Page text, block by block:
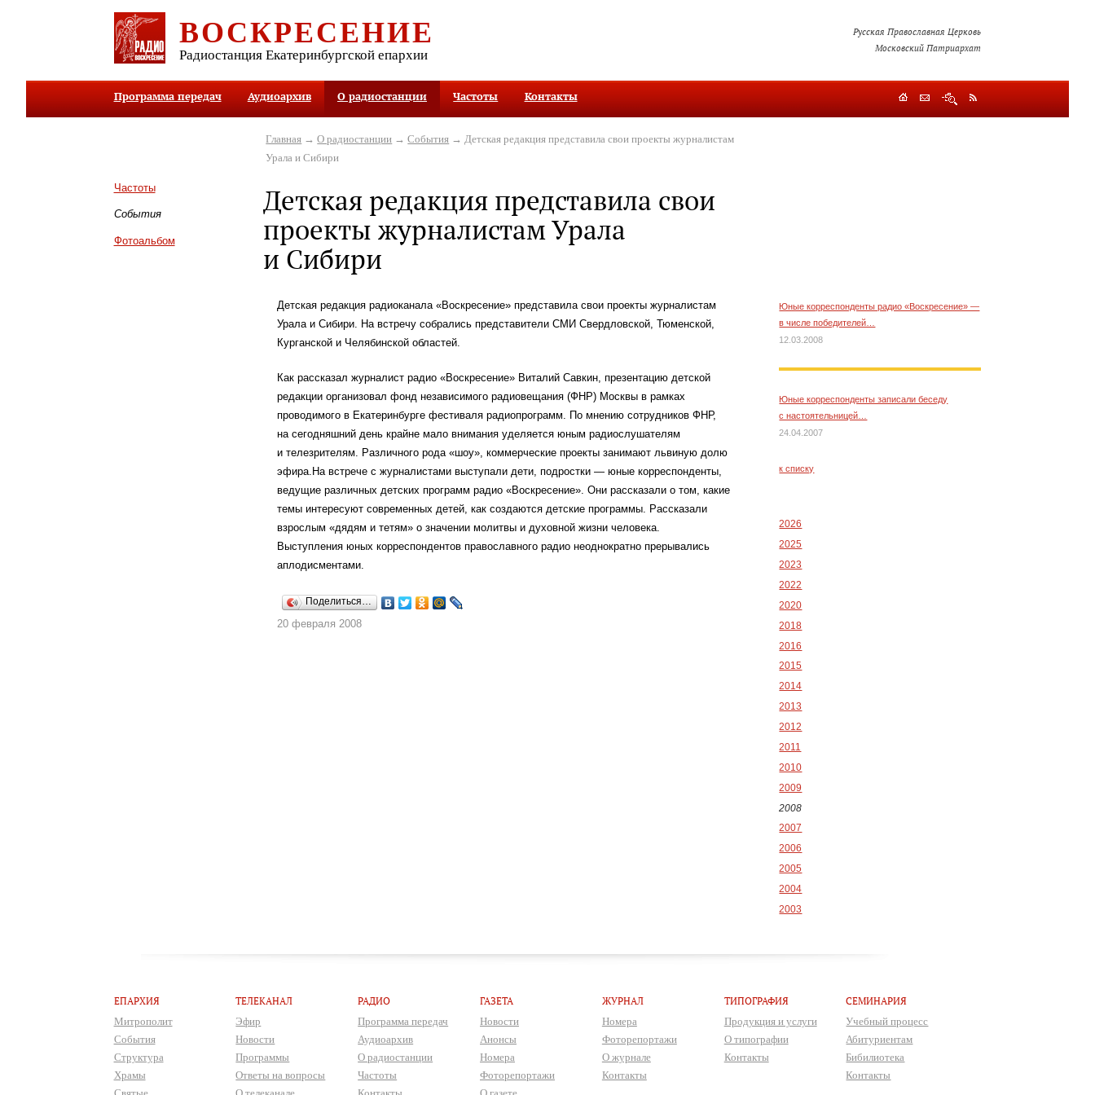
ВОСКРЕСЕНИЕ
Радиостанция Екатеринбургской епархии
Русская Православная Церковь
Московский Патриархат
Программа передач Аудиоархив О радиостанции Частоты Контакты
Частоты
События
Фотоальбом
Главная →О радиостанции →События → Детская редакция представила свои проекты журналистам
Урала и Сибири
Детская редакция представила свои
проекты журналистам Урала
и Сибири
Детская редакция радиоканала «Воскресение» представила свои проекты журналистам
Урала и Сибири. На встречу собрались представители СМИ Свердловской, Тюменской,
Курганской и Челябинской областей.
Как рассказал журналист радио «Воскресение» Виталий Савкин, презентацию детской
редакции организовал фонд независимого радиовещания (ФНР) Москвы в рамках
проводимого в Екатеринбурге фестиваля радиопрограмм. По мнению сотрудников ФНР,
на сегодняшний день крайне мало внимания уделяется юным радиослушателям
и телезрителям. Различного рода «шоу», коммерческие проекты занимают львиную долю
эфира.На встрече с журналистами выступали дети, подростки — юные корреспонденты,
ведущие различных детских программ радио «Воскресение». Они рассказали о том, какие
темы интересуют современных детей, как создаются детские программы. Рассказали
взрослым «дядям и тетям» о значении молитвы и духовной жизни человека.
Выступления юных корреспондентов православного радио неоднократно прерывались
аплодисментами.
Поделиться…
20 февраля 2008
Юные корреспонденты радио «Воскресение» —
в числе победителей…
12.03.2008
Юные корреспонденты записали беседу
с настоятельницей…
24.04.2007
к списку
2026
2025
2023
2022
2020
2018
2016
2015
2014
2013
2012
2011
2010
2009
2008
2007
2006
2005
2004
2003
ЕПАРХИЯ
Митрополит
События
Структура
Храмы
ТЕЛЕКАНАЛ
Эфир
Новости
Программы
Ответы на вопросы
РАДИО
Программа передач
Аудиоархив
О радиостанции
Частоты
ГАЗЕТА
Новости
Анонсы
Номера
Фоторепортажи
ЖУРНАЛ
Номера
Фоторепортажи
О журнале
Контакты
ТИПОГРАФИЯ
Продукция и услуги
О типографии
Контакты
СЕМИНАРИЯ
Учебный процесс
Абитуриентам
Бибилиотека
Контакты